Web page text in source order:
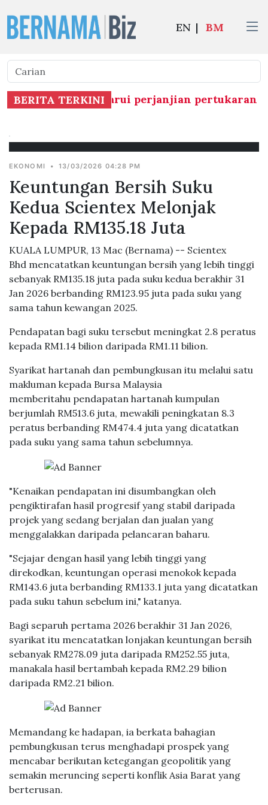
EN | BM
BERITA TERKINI
China memperbaharui perjanjian pertukaran
EKONOMI • 13/03/2026 04:28 PM
Keuntungan Bersih Suku
Kedua Scientex Melonjak
Kepada RM135.18 Juta
KUALA LUMPUR, 13 Mac (Bernama) -- Scientex
Bhd mencatatkan keuntungan bersih yang lebih tinggi
sebanyak RM135.18 juta pada suku kedua berakhir 31
Jan 2026 berbanding RM123.95 juta pada suku yang
sama tahun kewangan 2025.
Pendapatan bagi suku tersebut meningkat 2.8 peratus
kepada RM1.14 bilion daripada RM1.11 bilion.
Syarikat hartanah dan pembungkusan itu melalui satu
makluman kepada Bursa Malaysia
memberitahu pendapatan hartanah kumpulan
berjumlah RM513.6 juta, mewakili peningkatan 8.3
peratus berbanding RM474.4 juta yang dicatatkan
pada suku yang sama tahun sebelumnya.
"Kenaikan pendapatan ini disumbangkan oleh
pengiktirafan hasil progresif yang stabil daripada
projek yang sedang berjalan dan jualan yang
menggalakkan daripada pelancaran baharu.
"Sejajar dengan hasil yang lebih tinggi yang
direkodkan, keuntungan operasi menokok kepada
RM143.6 juta berbanding RM133.1 juta yang dicatatkan
pada suku tahun sebelum ini," katanya.
Bagi separuh pertama 2026 berakhir 31 Jan 2026,
syarikat itu mencatatkan lonjakan keuntungan bersih
sebanyak RM278.09 juta daripada RM252.55 juta,
manakala hasil bertambah kepada RM2.29 bilion
daripada RM2.21 bilion.
Memandang ke hadapan, ia berkata bahagian
pembungkusan terus menghadapi prospek yang
mencabar berikutan ketegangan geopolitik yang
semakin meruncing seperti konflik Asia Barat yang
berterusan.